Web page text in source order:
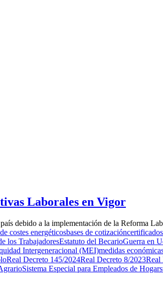
Laborales en Vigor
debido a la implementación de la Reforma
costes energéticosbases de cotización
los TrabajadoresEstatuto del BecarioGuerra en
Intergeneracional (MEI)medidas
Real Decreto 145/2024Real Decreto 8/2023Real
Sistema Especial para Empleados de Hogar